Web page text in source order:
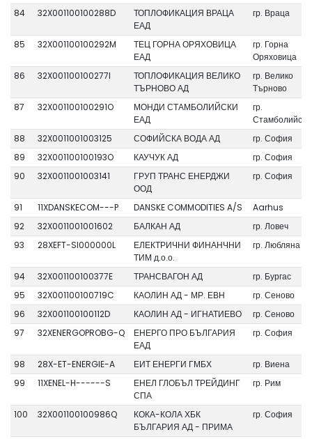
84 32X001100100288D
ТОПЛОФИКАЦИЯ ВРАЦА
ЕАД
гр. Враца
85 32X001100100292M
ТЕЦ ГОРНА ОРЯХОВИЦА
ЕАД
гр. Горна
Оряховица
86
32X001100100277I
ТОПЛОФИКАЦИЯ ВЕЛИКО
ТЪРНОВО АД
гр. Велико
Търново
87
32X001100100291O
МОНДИ СТАМБОЛИЙСКИ
ЕАД
гр.
Стамболийски
88
32X0011001003125 СОФИЙСКА ВОДА АД
гр. София
89
32X001100100193O КАУЧУК АД
гр. София
90
32X0011001003141
ГРУП ТРАНС ЕНЕРДЖИ
ООД
гр. София
91 11XDANSKECOM---P DANSKE COMMODITIES A/S
Aarhus
92
32X0011001001602 БАЛКАН АД
гр. Ловеч
93
28XEFT-SI000000L
ЕЛЕКТРИЧНИ ФИНАНЧНИ
ТИМ д.о.о.
гр. Любляна
94 32X001100100377E ТРАНСВАГОН АД
гр. Бургас
95
32X001100100719C КАОЛИН АД - МР. ЕВН
гр. Сеново
96
32X001100100112D КАОЛИН АД - ИГНАТИЕВО
гр. Сеново
97
32XENERGOPROBG-Q
ЕНЕРГО ПРО БЪЛГАРИЯ
ЕАД
гр. София
98 28X-ET-ENERGIE-A ЕИТ ЕНЕРГИ ГМБХ
гр. Виена
99
11XENEL-H------S
ЕНЕЛ ГЛОБЪЛ ТРЕЙДИНГ
СПА
гр. Рим
100 32X001100100986Q
КОКА-КОЛА ХБК
БЪЛГАРИЯ АД - ПРИМА
гр. София